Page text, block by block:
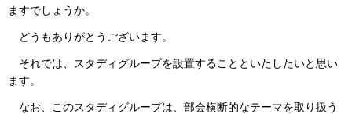
ますでしょうか。
どうもありがとうございます。
それでは、スタディグループを設置することといたしたいと思い
ます。
なお、このスタディグループは、部会横断的なテーマを取り扱う